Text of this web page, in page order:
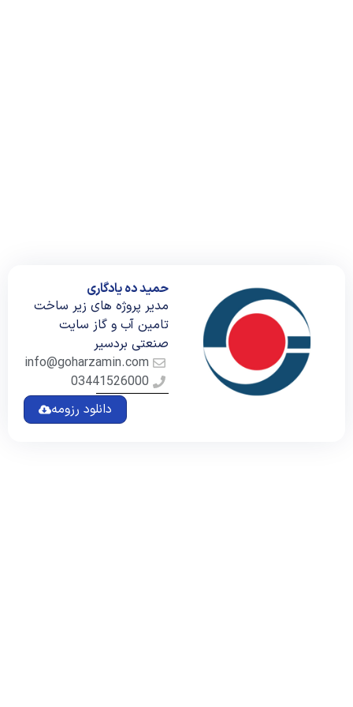
حمید ده یادگاری
مدیر پروژه های زیر ساخت
تامین آب و گاز سایت
صنعتی بردسیر
info@goharzamin.com
03441526000
دانلود رزومه